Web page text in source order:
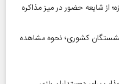
شایعه حضور در میز مذاکره
تومانی بازنشستگان کشوری؛ نحوه مشاهده